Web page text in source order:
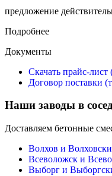
предложение
Подробнее
Документы
Скачать прайс-лист
Договор поставки
Наши заводы в
Доставляем бетонные
Волхов и
Всеволожск и
Выборг и